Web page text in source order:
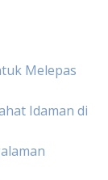
Melepas
Idaman di